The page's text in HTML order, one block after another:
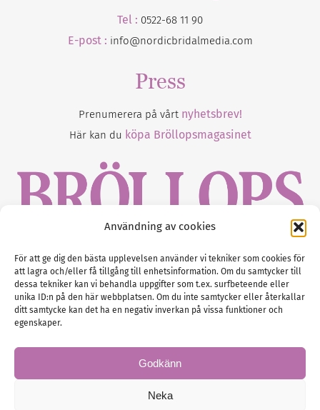
Användning av cookies
För att ge dig den bästa upplevelsen använder vi tekniker som cookies för
att lagra och/eller få tillgång till enhetsinformation. Om du samtycker till
dessa tekniker kan vi behandla uppgifter som t.ex. surfbeteende eller
unika ID:n på den här webbplatsen. Om du inte samtycker eller återkallar
ditt samtycke kan det ha en negativ inverkan på vissa funktioner och
egenskaper.
Godkänn
Neka
Tel : 0522-68 11 90
E-post : info@nordicbridalmedia.com
Press
Prenumerera på vårt nyhetsbrev!
Här kan du köpa Bröllopsmagasinet
Gustaf Mattssons väg 2, 451 50 Uddevalla
Tel :0522-68 11 90
E-post:info@nordicbridalmedia.com